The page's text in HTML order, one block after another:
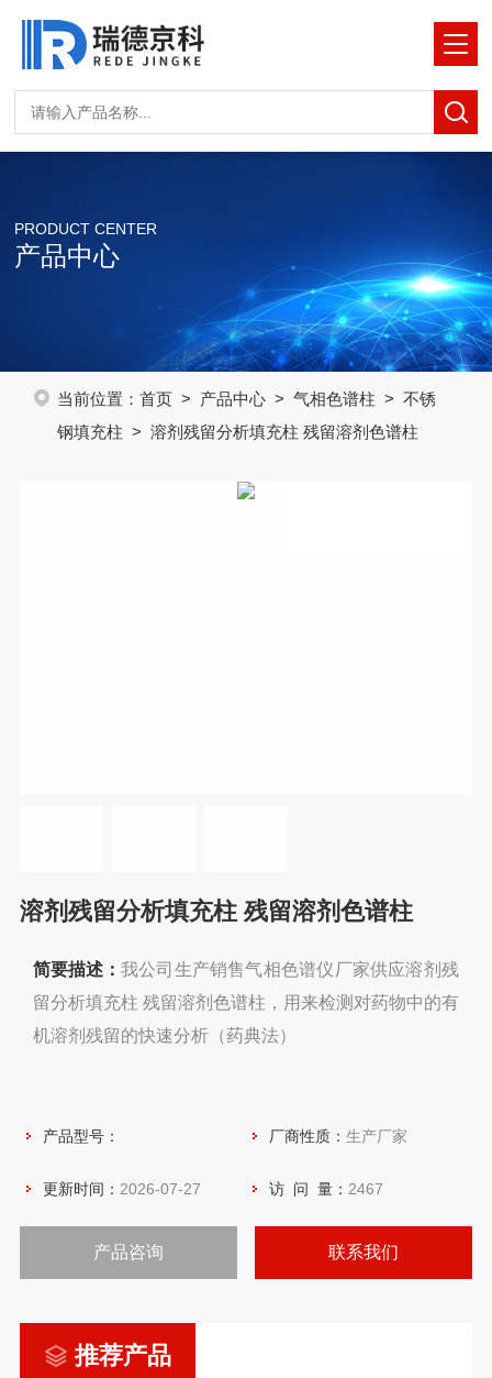
PRODUCT CENTER
产品中心
当前位置： 首页> 产品中心> 气相色谱柱 > 不锈
钢填充柱 > 溶剂残留分析填充柱 残留溶剂色谱柱
溶剂残留分析填充柱 残留溶剂色谱柱
简要描述： 我公司生产销售气相色谱仪厂家供应溶剂残
留分析填充柱 残留溶剂色谱柱，用来检测对药物中的有
机溶剂残留的快速分析（药典法）
产品型号： 厂商性质： 生产厂家
更新时间： 2026-07-27 访 问 量： 2467
产品咨询 联系我们
推荐产品